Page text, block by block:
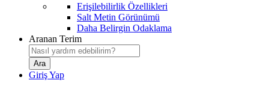
Erişilebilirlik Özellikleri
Salt Metin Görünümü
Daha Belirgin Odaklama
Aranan Terim
Giriş Yap